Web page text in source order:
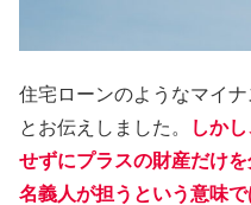
住宅ローンのようなマイ
とお伝えしました。
しか
せずにプラスの財産だけ
名義人が担うという意味で